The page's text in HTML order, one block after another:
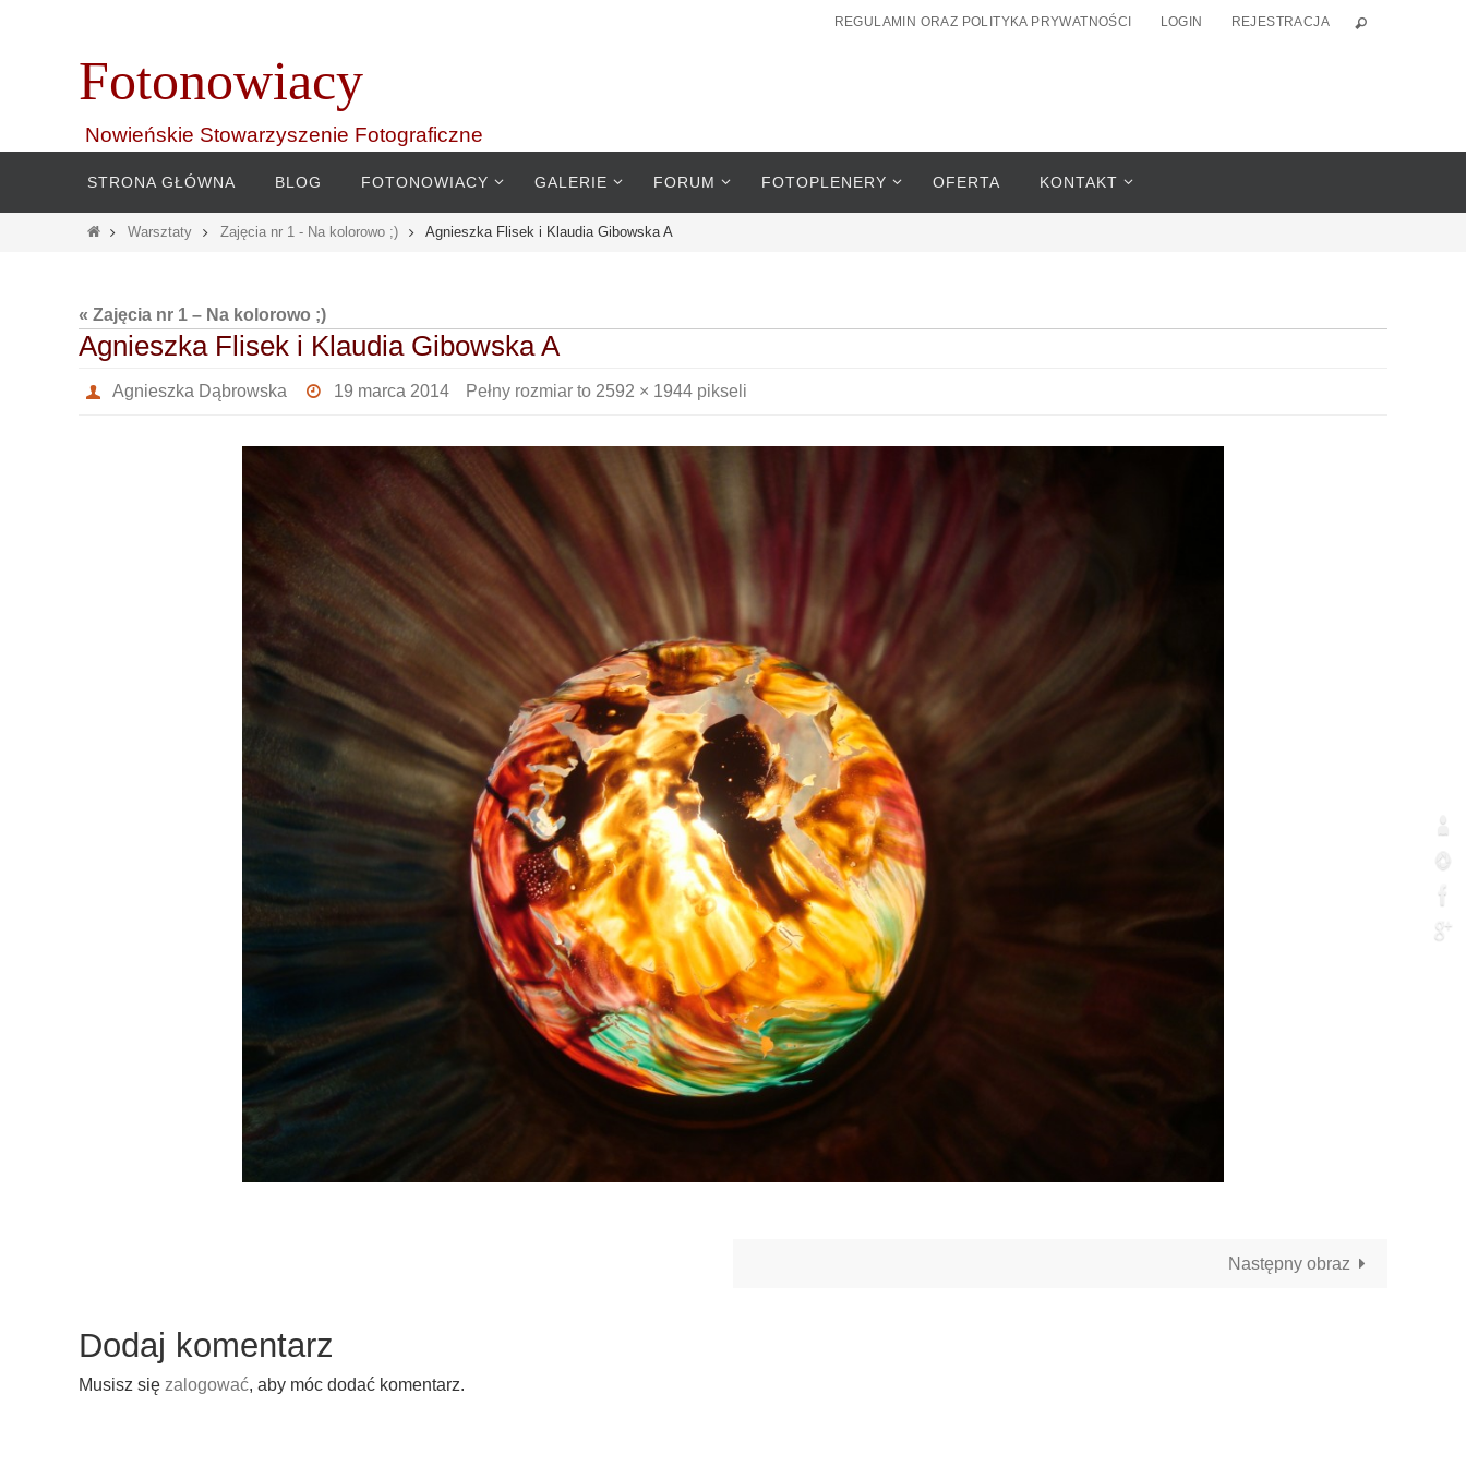
REGULAMIN ORAZ POLITYKA PRYWATNOŚCI LOGIN REJESTRACJA
Fotonowiacy
Nowieńskie Stowarzyszenie Fotograficzne
treści
STRONA GŁÓWNA BLOG FOTONOWIACY GALERIE FORUM FOTOPLENERY OFERTA KONTAKT
HomeWarsztaty Zajęcia nr 1 - Na kolorowo ;) Agnieszka Flisek i Klaudia Gibowska A
« Zajęcia nr 1 – Na kolorowo ;)
Agnieszka Flisek i Klaudia Gibowska A
Agnieszka Dąbrowska 19 marca 2014 Pełny rozmiar to 2592 × 1944 pikseli
Następny obraz
Dodaj komentarz
Musisz się zalogować, aby móc dodać komentarz.